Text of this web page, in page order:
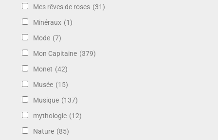
Mes rêves de roses (31)
Minéraux (1)
Mode (7)
Mon Capitaine (379)
Monet (42)
Musée (15)
Musique (137)
mythologie (12)
Nature (85)